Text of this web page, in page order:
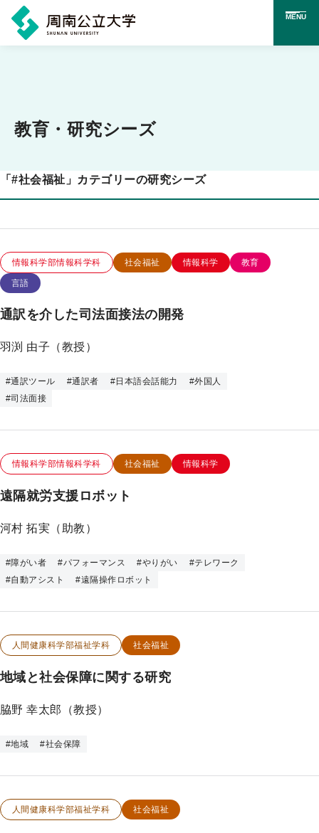
ス
キ
ッ
MENU
教育・研究シーズ
「#社会福祉」カテゴリーの研究シーズ
この研究のカテゴリー
情報科学部情報科学科 社会福祉 情報科学 教育
言語
通訳を介した司法面接法の開発
羽渕 由子（教授）
この研究のキーワード
#通訳ツール #通訳者 #日本語会話能力 #外国人
#司法面接
この研究のカテゴリー
情報科学部情報科学科 社会福祉 情報科学
遠隔就労支援ロボット
河村 拓実（助教）
この研究のキーワード
#障がい者 #パフォーマンス #やりがい #テレワーク
#自動アシスト #遠隔操作ロボット
この研究のカテゴリー
人間健康科学部福祉学科 社会福祉
地域と社会保障に関する研究
脇野 幸太郎（教授）
この研究のキーワード
#地域 #社会保障
この研究のカテゴリー
人間健康科学部福祉学科 社会福祉
この研究のキーワード